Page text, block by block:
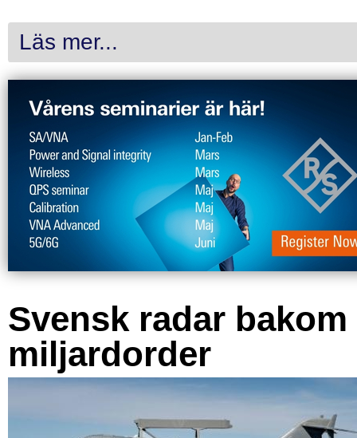
Läs mer...
Svensk radar bakom
miljardorder